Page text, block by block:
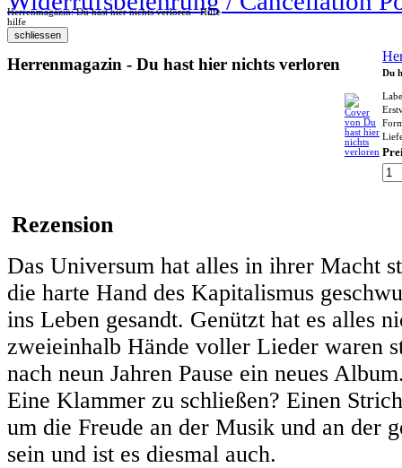
Herrenmagazin: Du hast hier nichts verloren - Hilfe
hilfe
Herrenmagazin - Du hast hier nichts verloren Du
Rezension
Das Universum hat alles in ihrer Macht
die harte Hand des Kapitalismus
ins Leben gesandt. Genützt hat es alles
zweieinhalb Hände voller Lieder waren
nach neun Jahren Pause ein neues
Eine Klammer zu schließen? Einen
um die Freude an der Musik und an der
sein und ist es diesmal auch.